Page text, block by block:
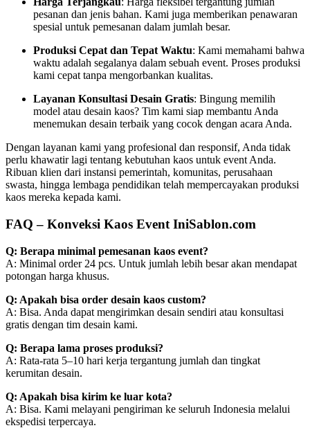
pesanan dan jenis bahan. Kami juga memberikan penawaran
spesial untuk pemesanan dalam jumlah besar.
Produksi Cepat dan Tepat Waktu: Kami memahami bahwa
waktu adalah segalanya dalam sebuah event. Proses produksi
kami cepat tanpa mengorbankan kualitas.
Layanan Konsultasi Desain Gratis: Bingung memilih
model atau desain kaos? Tim kami siap membantu Anda
menemukan desain terbaik yang cocok dengan acara Anda.
Dengan layanan kami yang profesional dan responsif, Anda tidak
perlu khawatir lagi tentang kebutuhan kaos untuk event Anda.
Ribuan klien dari instansi pemerintah, komunitas, perusahaan
swasta, hingga lembaga pendidikan telah mempercayakan produksi
kaos mereka kepada kami.
FAQ – Konveksi Kaos Event IniSablon.com
Q: Berapa minimal pemesanan kaos event?
A: Minimal order 24 pcs. Untuk jumlah lebih besar akan mendapat
potongan harga khusus.
Q: Apakah bisa order desain kaos custom?
A: Bisa. Anda dapat mengirimkan desain sendiri atau konsultasi
gratis dengan tim desain kami.
Q: Berapa lama proses produksi?
A: Rata-rata 5–10 hari kerja tergantung jumlah dan tingkat
kerumitan desain.
Q: Apakah bisa kirim ke luar kota?
A: Bisa. Kami melayani pengiriman ke seluruh Indonesia melalui
ekspedisi terpercaya.